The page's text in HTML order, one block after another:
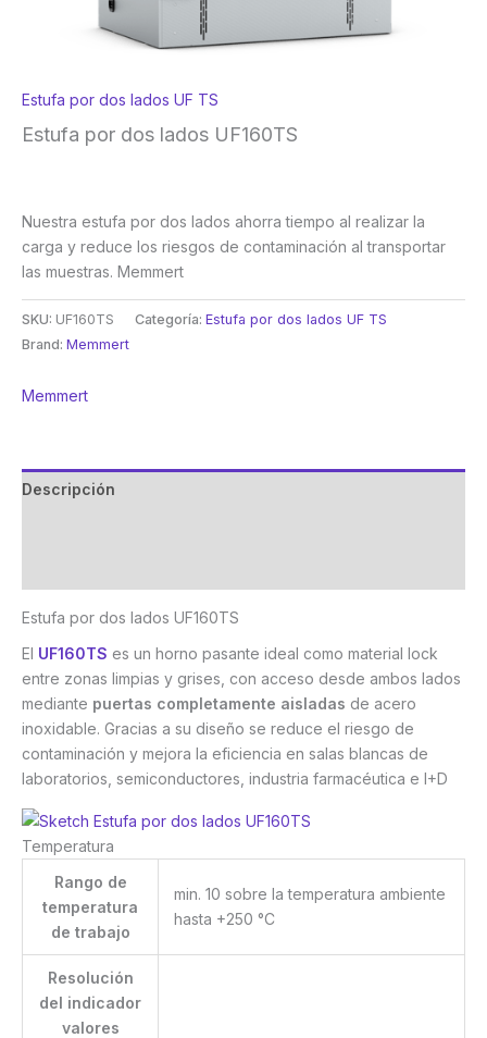
Estufa por dos lados UF TS
Estufa por dos lados UF160TS
Nuestra estufa por dos lados ahorra tiempo al realizar la
carga y reduce los riesgos de contaminación al transportar
las muestras. Memmert
SKU: UF160TS Categoría: Estufa por dos lados UF TS
Brand: Memmert
Memmert
Descripción
Estufa por dos lados UF160TS
El UF160TS es un horno pasante ideal como material lock
entre zonas limpias y grises, con acceso desde ambos lados
mediante puertas completamente aisladas de acero
inoxidable. Gracias a su diseño se reduce el riesgo de
contaminación y mejora la eficiencia en salas blancas de
laboratorios, semiconductores, industria farmacéutica e I+D
Temperatura
Rango de
temperatura
de trabajo
min. 10 sobre la temperatura ambiente
hasta +250 °C
Resolución
del indicador
valores